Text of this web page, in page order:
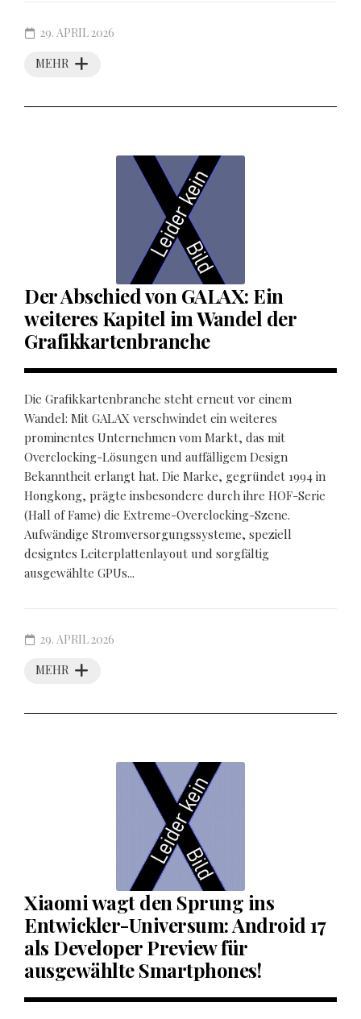
MEHR
29. APRIL 2026
Der Abschied von GALAX: Ein
weiteres Kapitel im Wandel der
Grafikkartenbranche
Die Grafikkartenbranche steht erneut vor einem
Wandel: Mit GALAX verschwindet ein weiteres
prominentes Unternehmen vom Markt, das mit
Overclocking-Lösungen und auffälligem Design
Bekanntheit erlangt hat. Die Marke, gegründet 1994 in
Hongkong, prägte insbesondere durch ihre HOF-Serie
(Hall of Fame) die Extreme-Overclocking-Szene.
Aufwändige Stromversorgungssysteme, speziell
designtes Leiterplattenlayout und sorgfältig
ausgewählte GPUs...
MEHR
29. APRIL 2026
Xiaomi wagt den Sprung ins
Entwickler-Universum: Android 17
als Developer Preview für
ausgewählte Smartphones!